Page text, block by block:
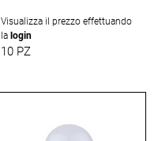
Visualizza il prezzo effettuando
la login
10 PZ